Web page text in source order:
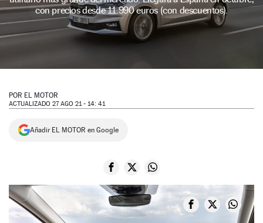
NEWSLETTERcon precios desde 11.990 euros (con descuentos).
POR EL MOTOR
ACTUALIZADO 27 AGO 21 - 14: 41
Añadir EL MOTOR en Google